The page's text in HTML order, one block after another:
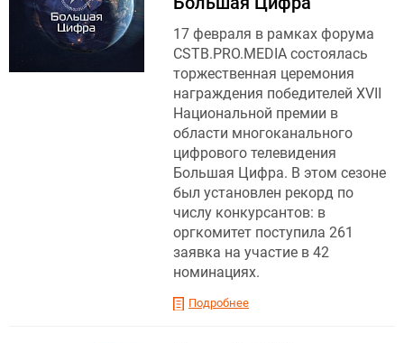
17 февраля в рамках форума
CSTB.PRO.MEDIA состоялась
торжественная церемония
награждения победителей XVII
Национальной премии в
области многоканального
цифрового телевидения
Большая Цифра. В этом сезоне
был установлен рекорд по
числу конкурсантов: в
оргкомитет поступила 261
заявка на участие в 42
номинациях.
Подробнее